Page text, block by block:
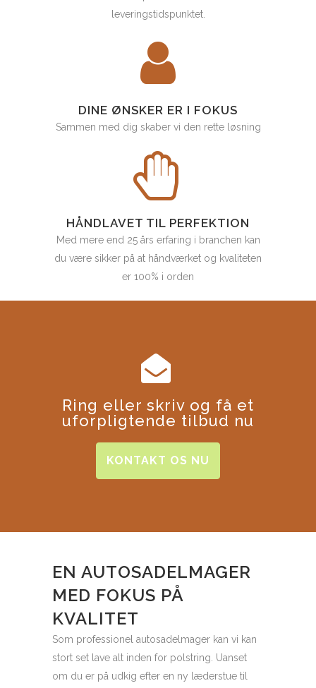
leveringstidspunktet.
DINE ØNSKER ER I FOKUS
Sammen med dig skaber vi den rette løsning
HÅNDLAVET TIL PERFEKTION
Med mere end 25 års erfaring i branchen kan
du være sikker på at håndværket og kvaliteten
er 100% i orden
Ring eller skriv og få et
uforpligtende tilbud nu
KONTAKT OS NU
EN AUTOSADELMAGER
MED FOKUS PÅ
KVALITET
Som professionel autosadelmager kan vi kan
stort set lave alt inden for polstring. Uanset
om du er på udkig efter en ny læderstue til